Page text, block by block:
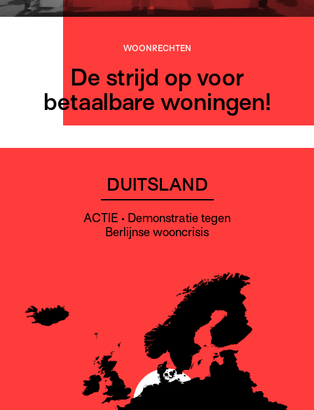
WOONRECHTEN
De strijd op voor
betaalbare woningen!
DUITSLAND
ACTIE • Demonstratie tegen
Berlijnse wooncrisis